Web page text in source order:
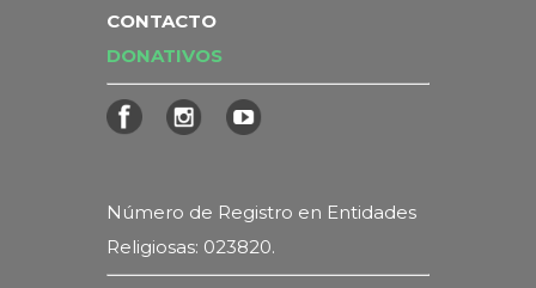
CONTACTO
DONATIVOS
Número de Registro en Entidades
Religiosas: 023820.